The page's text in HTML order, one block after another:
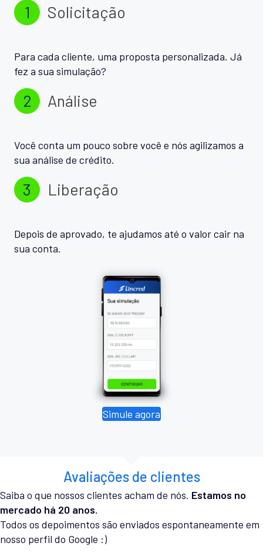
1 Solicitação
Para cada cliente, uma proposta personalizada. Já
fez a sua simulação?
2 Análise
Você conta um pouco sobre você e nós agilizamos a
sua análise de crédito.
3 Liberação
Depois de aprovado, te ajudamos até o valor cair na
sua conta.
Simule agora
Avaliações de clientes
Saiba o que nossos clientes acham de nós. Estamos no
mercado há 20 anos.
Todos os depoimentos são enviados espontaneamente em
nosso perfil do Google :)